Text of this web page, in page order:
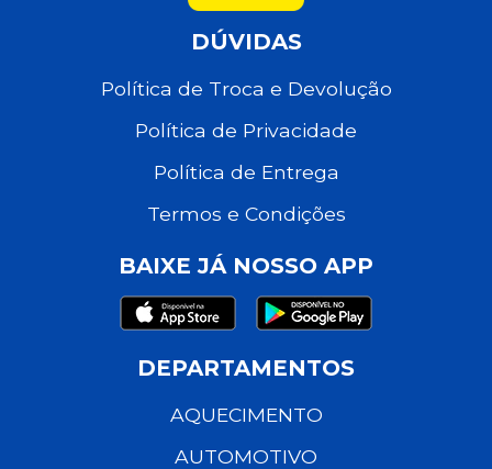
DÚVIDAS
Política de Troca e Devolução
Política de Privacidade
Política de Entrega
Termos e Condições
BAIXE JÁ NOSSO APP
DEPARTAMENTOS
AQUECIMENTO
AUTOMOTIVO